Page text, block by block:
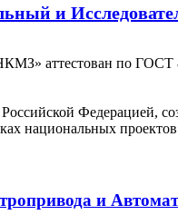
и
аттестован по ГОСТ
и